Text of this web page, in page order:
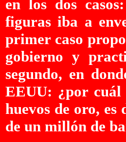
en los dos
figuras iba a
primer caso
gobierno y
segundo, en
EEUU: ¿por
huevos de oro,
de un millón de